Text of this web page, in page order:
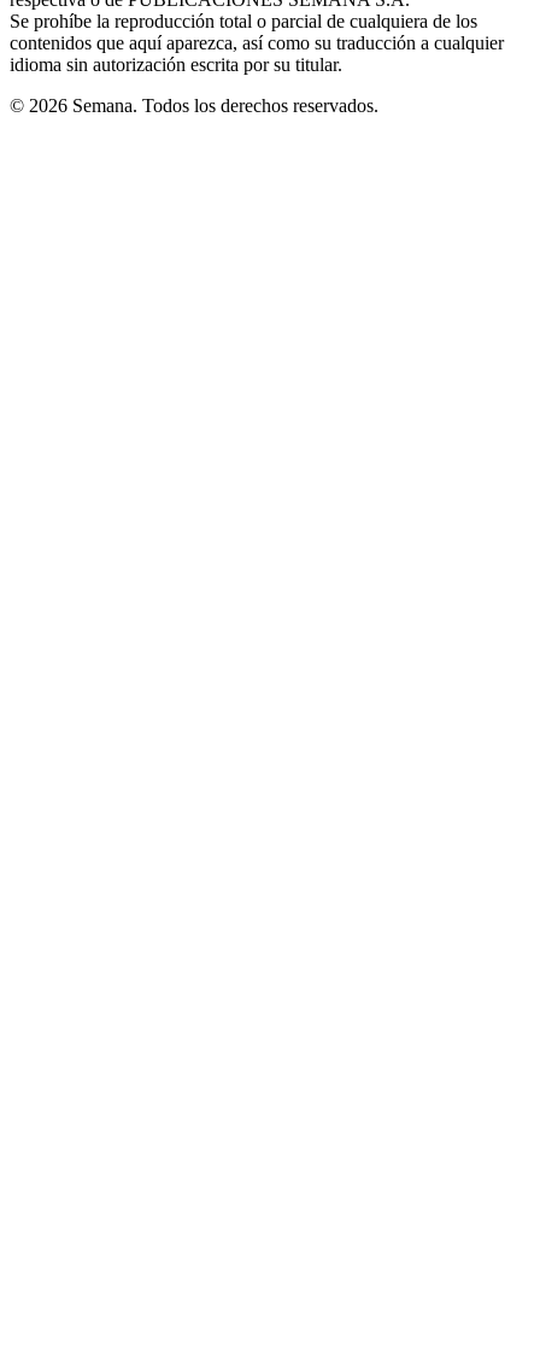
Se prohíbe la reproducción total o parcial de cualquiera de los
contenidos que aquí aparezca, así como su traducción a cualquier
idioma sin autorización escrita por su titular.
© 2026 Semana. Todos los derechos reservados.